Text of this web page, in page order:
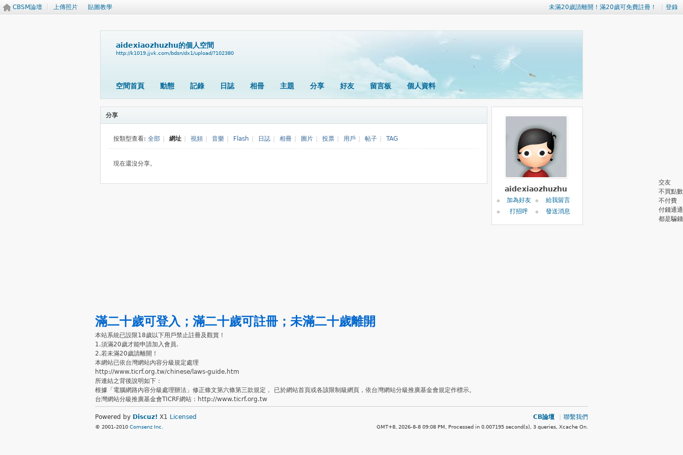
未滿20歲請離開！滿20歲可免費註冊！ 登錄
CBSM論壇 上傳照片 貼圖教學
aidexiaozhuzhu的個人空間
http://k1019.jjvk.com/bdsn/dx1/upload/?102380
空間首頁 動態 記錄 日誌 相冊 主題 分享 好友 留言板 個人資料
分享
按類型查看: 全部 網址 視頻 音樂 Flash 日誌 相冊 圖片 投票 用戶 帖子 TAG
現在還沒分享。
aidexiaozhuzhu
加為好友
給我留言
打招呼
發送消息
滿二十歲可登入 ； 滿二十歲可註冊 ； 未滿二十歲離開
本站系統已設限18歲以下用戶禁止註冊及觀賞！
1.須滿20歲才能申請加入會員.
2.若未滿20歲請離開！
本網站已依台灣網站內容分級規定處理
http://www.ticrf.org.tw/chinese/laws-guide.htm
所連結之背後說明如下：
根據「電腦網路內容分級處理辦法」修正條文第六條第三款規定， 已於網站首頁或各該限制級網頁，依台灣網站分級推廣基金會規定作標示。
台灣網站分級推廣基金會TICRF網站：http://www.ticrf.org.tw
交友
不買點數
不付費
付錢通通
都是騙錢
CB論壇 聯繫我們
GMT+8, 2026-8-8 09:08 PM, Processed in 0.007195 second(s), 3 queries, Xcache On
Powered by Discuz! X1 Licensed
© 2001-2010 Comsenz Inc.